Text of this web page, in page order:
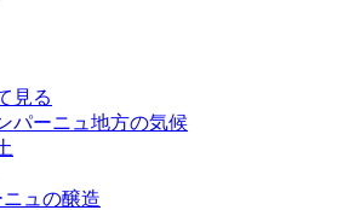
見る
パーニュ地方の気候
ュの醸造